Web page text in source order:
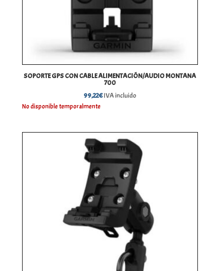
SOPORTE GPS CON CABLE ALIMENTACIÓN/AUDIO MONTANA
700
99,22€IVA incluido
No disponible temporalmente